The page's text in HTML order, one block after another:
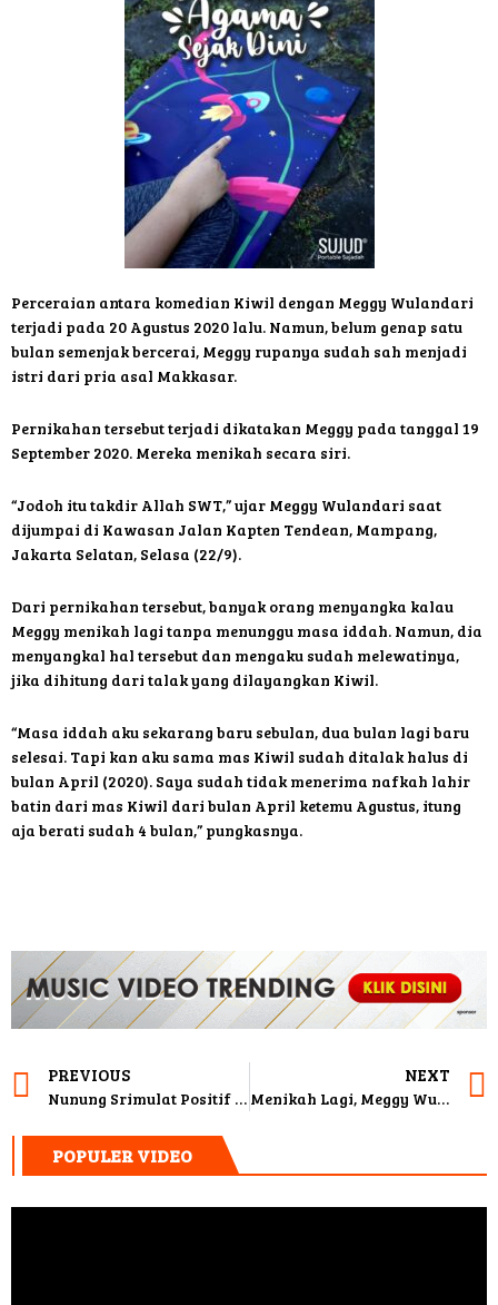
Perceraian antara komedian Kiwil dengan Meggy Wulandari
terjadi pada 20 Agustus 2020 lalu. Namun, belum genap satu
bulan semenjak bercerai, Meggy rupanya sudah sah menjadi
istri dari pria asal Makkasar.
Pernikahan tersebut terjadi dikatakan Meggy pada tanggal 19
September 2020. Mereka menikah secara siri.
“Jodoh itu takdir Allah SWT,” ujar Meggy Wulandari saat
dijumpai di Kawasan Jalan Kapten Tendean, Mampang,
Jakarta Selatan, Selasa (22/9).
Dari pernikahan tersebut, banyak orang menyangka kalau
Meggy menikah lagi tanpa menunggu masa iddah. Namun, dia
menyangkal hal tersebut dan mengaku sudah melewatinya,
jika dihitung dari talak yang dilayangkan Kiwil.
“Masa iddah aku sekarang baru sebulan, dua bulan lagi baru
selesai. Tapi kan aku sama mas Kiwil sudah ditalak halus di
bulan April (2020). Saya sudah tidak menerima nafkah lahir
batin dari mas Kiwil dari bulan April ketemu Agustus, itung
aja berati sudah 4 bulan,” pungkasnya.
PREVIOUS
Nunung Srimulat Positif Covid-19, Sule Lakukan Tes Swab, Ini Hasilnya…
NEXT
Menikah Lagi, Meggy Wulandari Sudah Kantongi Restu Dari Anak
POPULER VIDEO